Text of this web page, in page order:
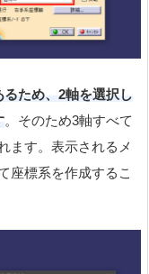
ため、2軸を選択し
。そのため3軸すべて
ます。表示されるメ
座標系を作成するこ